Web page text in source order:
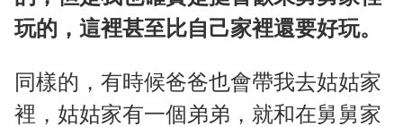
玩的，這裡甚至比自己家裡還要好玩。
同樣的，有時候爸爸也會帶我去姑姑家
裡，姑姑家有一個弟弟，就和在舅舅家